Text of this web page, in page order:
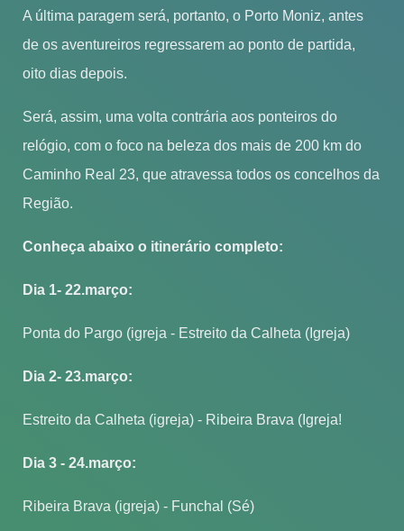
A última paragem será, portanto, o Porto Moniz, antes
de os aventureiros regressarem ao ponto de partida,
oito dias depois.
Será, assim, uma volta contrária aos ponteiros do
relógio, com o foco na beleza dos mais de 200 km do
Caminho Real 23, que atravessa todos os concelhos da
Região.
Conheça abaixo o itinerário completo:
Dia 1- 22.março:
Ponta do Pargo (igreja - Estreito da Calheta (Igreja)
Dia 2- 23.março:
Estreito da Calheta (igreja) - Ribeira Brava (Igreja!
Dia 3 - 24.março:
Ribeira Brava (igreja) - Funchal (Sé)